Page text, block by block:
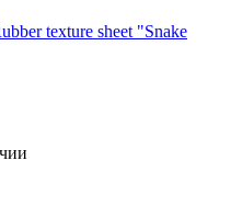
texture sheet "Snake